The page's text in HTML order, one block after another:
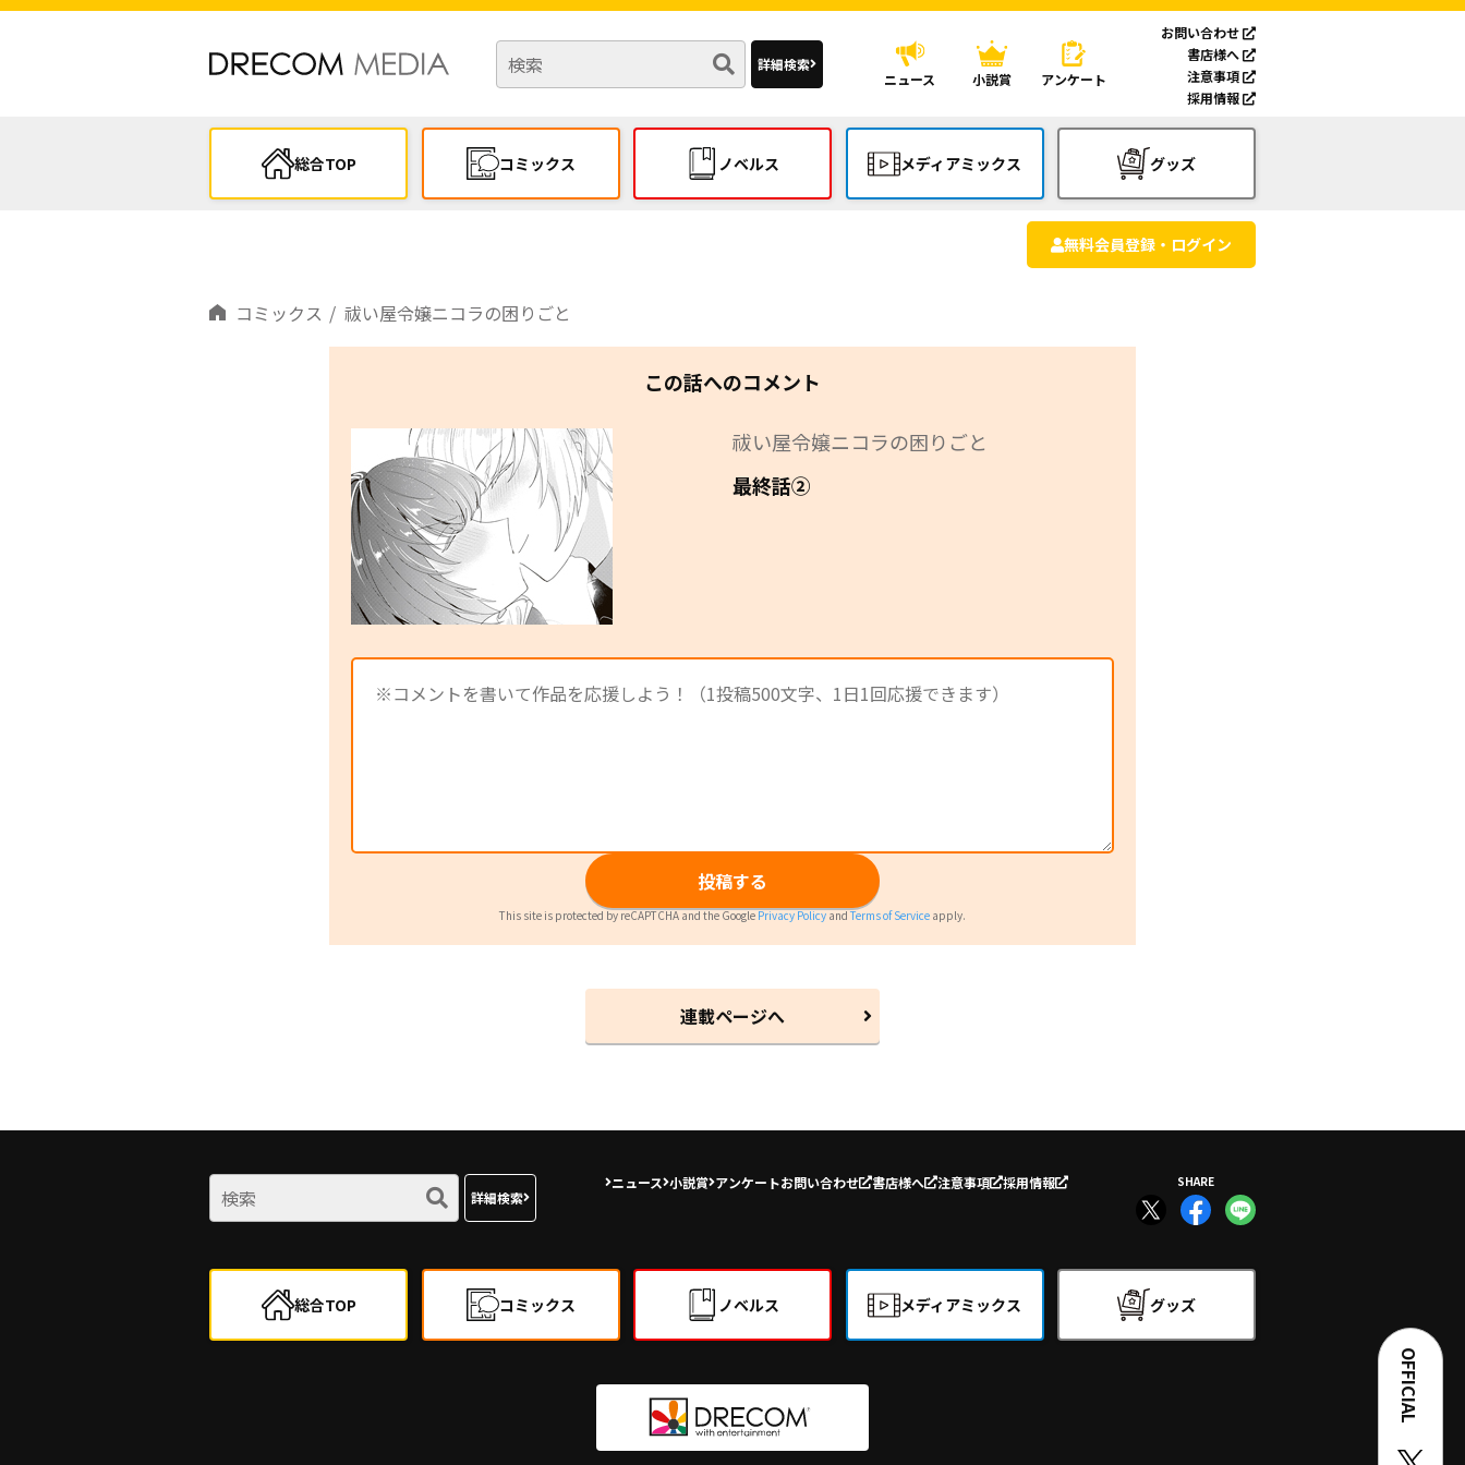
詳細検索
ニュース
小説賞 アンケート
お問い合わせ
書店様へ
注意事項
採用情報
総合TOP コミックス ノベルス メディアミックス グッズ
無料会員登録・ログイン
コミックス 祓い屋令嬢ニコラの困りごと
この話へのコメント
祓い屋令嬢ニコラの困りごと
最終話②
投稿する
This site is protected by reCAPTCHA and the GooglePrivacy PolicyandTerms of Service apply.
連載ページへ
詳細検索
ニュース 小説賞 アンケートお問い合わせ 書店様へ 注意事項 採用情報 SHARE
総合TOP コミックス ノベルス メディアミックス グッズ
OFFICIAL